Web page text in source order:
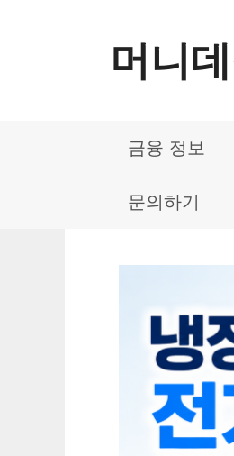
머니
금융 정보
문의하기